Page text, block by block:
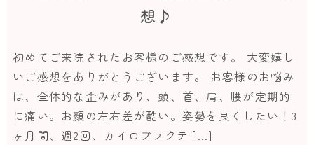
想♪
初めてご来院されたお客様のご感想です。 大変嬉し
いご感想をありがとうございます。 お客様のお悩み
は、全体的な歪みがあり、頭、首、肩、腰が定期的
に痛い。お顔の左右差が酷い。姿勢を良くしたい！3
ヶ月間、週2回、カイロプラクテ […]